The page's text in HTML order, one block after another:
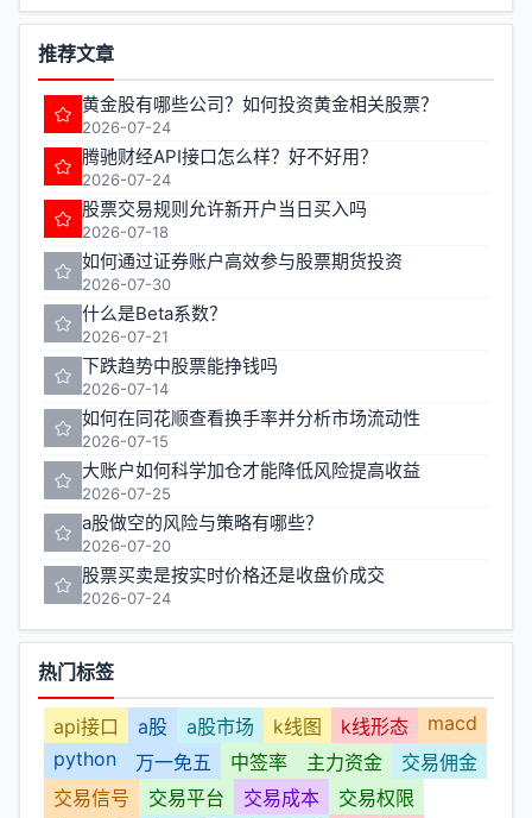
推荐文章
黄金股有哪些公司？如何投资黄金相关股票？
2026-07-24
腾驰财经API接口怎么样？好不好用？
2026-07-24
股票交易规则允许新开户当日买入吗
2026-07-18
如何通过证券账户高效参与股票期货投资
2026-07-30
什么是Beta系数？
2026-07-21
下跌趋势中股票能挣钱吗
2026-07-14
如何在同花顺查看换手率并分析市场流动性
2026-07-15
大账户如何科学加仓才能降低风险提高收益
2026-07-25
a股做空的风险与策略有哪些？
2026-07-20
股票买卖是按实时价格还是收盘价成交
2026-07-24
热门标签
api接口 a股 a股市场 k线图 k线形态
macd
python
万一免五 中签率 主力资金
交易佣金
交易信号
交易平台 交易成本
交易权限